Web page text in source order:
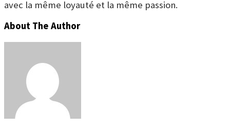
avec la même loyauté et la même passion.
About The Author